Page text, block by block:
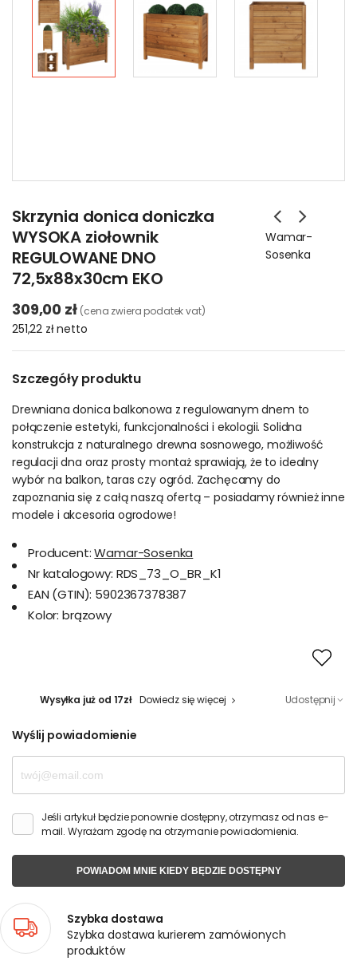
Skrzynia donica doniczka
WYSOKA ziołownik
REGULOWANE DNO
72,5x88x30cm EKO
Wamar-
Sosenka
309,00 zł (cena zwiera podatek vat)
251,22 złnetto
Szczegóły produktu
Drewniana donica balkonowa z regulowanym dnem to
połączenie estetyki, funkcjonalności i ekologii. Solidna
konstrukcja z naturalnego drewna sosnowego, możliwość
regulacji dna oraz prosty montaż sprawiają, że to idealny
wybór na balkon, taras czy ogród. Zachęcamy do
zapoznania się z całą naszą ofertą – posiadamy również inne
modele i akcesoria ogrodowe!
Producent: Wamar-Sosenka
Nr katalogowy: RDS_73_O_BR_K1
EAN (GTIN): 5902367378387
Kolor: brązowy
Wysyłka już od 17zł Dowiedz się więcej Udostępnij
Wyślij powiadomienie
Jeśli artykuł będzie ponownie dostępny, otrzymasz od nas e-
mail. Wyrażam zgodę na otrzymanie powiadomienia.
POWIADOM MNIE KIEDY BĘDZIE DOSTĘPNY
Szybka dostawa
Szybka dostawa kurierem zamówionych
produktów